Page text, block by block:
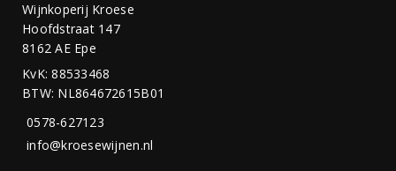
Wijnkoperij Kroese
Hoofdstraat 147
8162 AE Epe
KvK: 88533468
BTW: NL864672615B01
0578-627123
info@kroesewijnen.nl